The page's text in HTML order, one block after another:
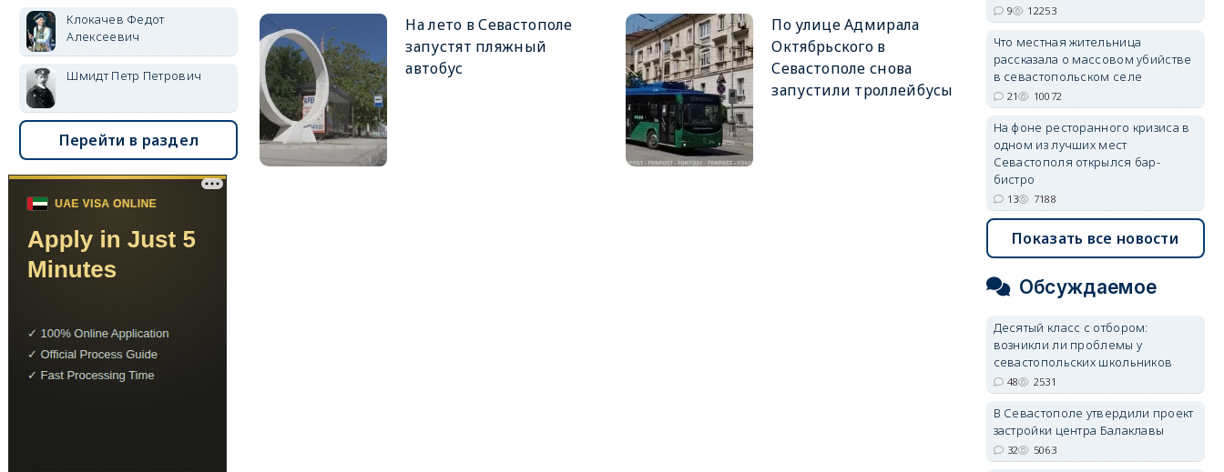
На лето в Севастополе
запустят пляжный
автобус
По улице Адмирала
Октябрьского в
Севастополе снова
запустили троллейбусы
Клокачев Федот
Алексеевич
Шмидт Петр Петрович
Перейти в раздел
9 12253
Что местная жительница
рассказала о массовом убийстве
в севастопольском селе
21 10072
На фоне ресторанного кризиса в
одном из лучших мест
Севастополя открылся бар-
бистро
13 7188
Показать все новости
Обсуждаемое
Десятый класс с отбором:
возникли ли проблемы у
севастопольских школьников
48 2531
В Севастополе утвердили проект
застройки центра Балаклавы
32 5063